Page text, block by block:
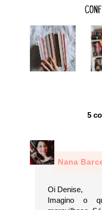
5
Nana
Oi Denise,
Imagino o